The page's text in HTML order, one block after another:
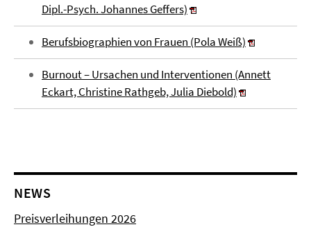
Dipl.-Psych. Johannes Geffers)
Berufsbiographien von Frauen (Pola Weiß)
Burnout – Ursachen und Interventionen (Annett
Eckart, Christine Rathgeb, Julia Diebold)
NEWS
Preisverleihungen 2026